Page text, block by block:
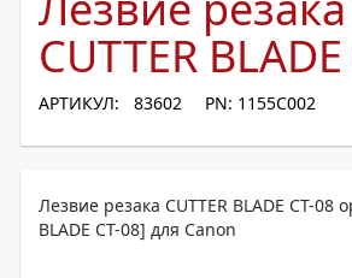
CUTTER
АРТИКУЛ: 83602 PN: 1155C002
Лезвие резака CUTTER BLADE CT-08
BLADE CT-08] для Canon